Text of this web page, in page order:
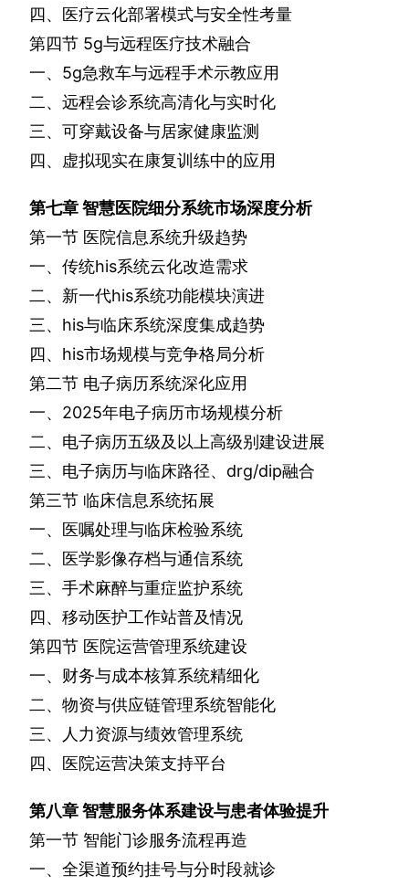
四、医疗云化部署模式与安全性考量
第四节 5g与远程医疗技术融合
一、 5g急救车与远程手术示教应用
二、远程会诊系统高清化与实时化
三、可穿戴设备与居家健康监测
四、虚拟现实在康复训练中的应用
第七章智慧医院细分系统市场深度分析
第一节 医院信息系统升级趋势
一、传统his系统云化改造需求
二、新一代his系统功能模块演进
三、 his与临床系统深度集成趋势
四、 his市场规模与竞争格局分析
第二节 电子病历系统深化应用
一、 2025年电子病历市场规模分析
二、电子病历五级及以上高级别建设进展
三、电子病历与临床路径、 drg/dip融合
第三节 临床信息系统拓展
一、医嘱处理与临床检验系统
二、医学影像存档与通信系统
三、手术麻醉与重症监护系统
四、移动医护工作站普及情况
第四节 医院运营管理系统建设
一、财务与成本核算系统精细化
二、物资与供应链管理系统智能化
三、人力资源与绩效管理系统
四、医院运营决策支持平台
第八章智慧服务体系建设与患者体验提升
第一节 智能门诊服务流程再造
一、全渠道预约挂号与分时段就诊